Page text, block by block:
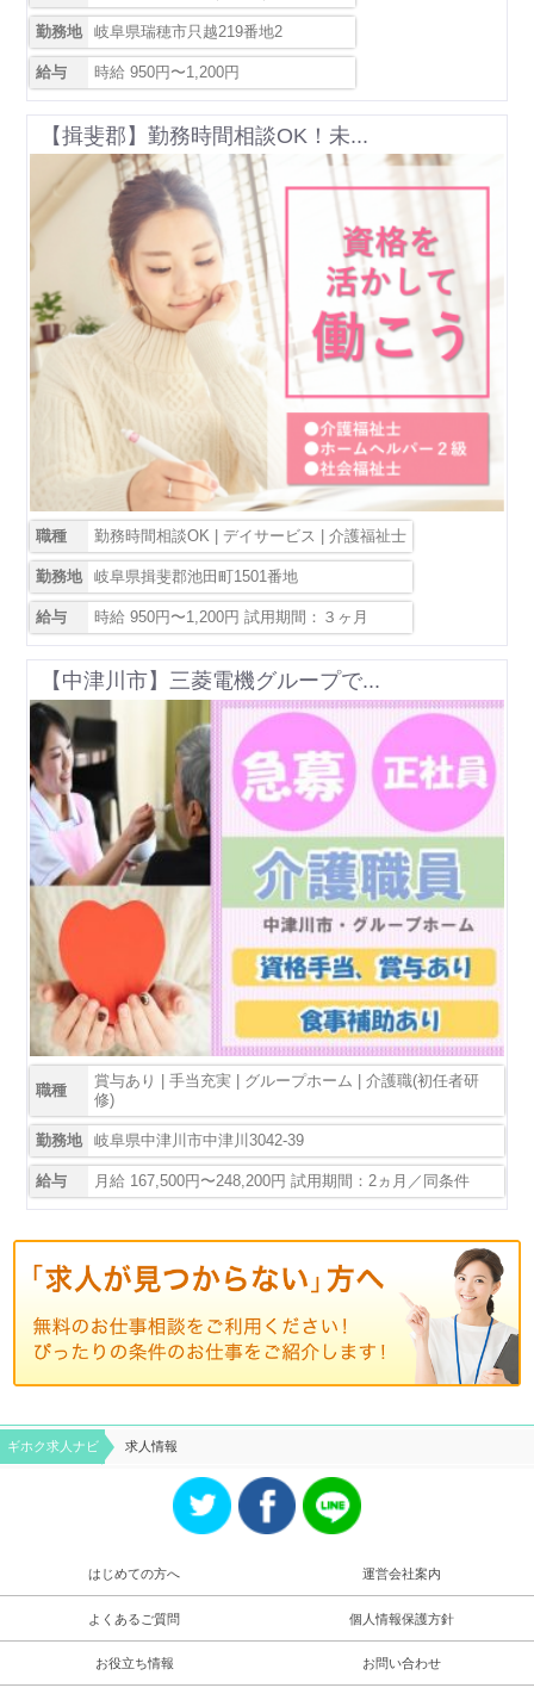
勤務地 岐阜県瑞穂市只越219番地2
給与 時給 950円〜1,200円
【揖斐郡】勤務時間相談OK！未...
職種 勤務時間相談OK | デイサービス | 介護福祉士
勤務地 岐阜県揖斐郡池田町1501番地
給与 時給 950円〜1,200円 試用期間：３ヶ月
【中津川市】三菱電機グループで...
職種
賞与あり | 手当充実 | グループホーム | 介護職(初任者研
修)
勤務地 岐阜県中津川市中津川3042-39
給与 月給 167,500円〜248,200円 試用期間：2ヵ月／同条件
ギホク求⼈ナビ 求人情報
はじめての方へ 運営会社案内
よくあるご質問 個人情報保護方針
お役立ち情報 お問い合わせ